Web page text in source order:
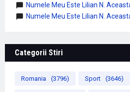
Numele Meu Este Lilian N.
Numele Meu Este Lilian N.
Categorii Stiri
Romania (3796) Sport (3646)